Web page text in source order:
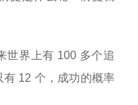
世界上有 100 多个追
有 12 个，成功的概率